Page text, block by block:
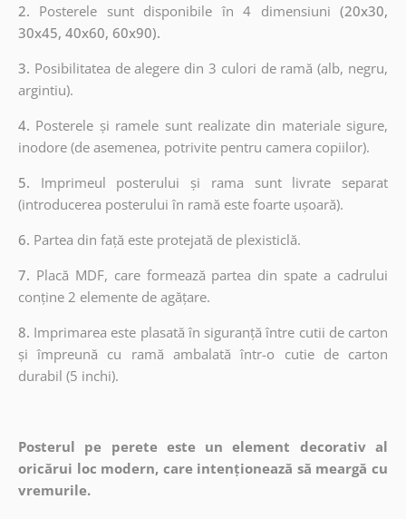
2. Posterele sunt disponibile în 4 dimensiuni (20x30,
30x45, 40x60, 60x90).
3. Posibilitatea de alegere din 3 culori de ramă (alb, negru,
argintiu).
4. Posterele și ramele sunt realizate din materiale sigure,
inodore (de asemenea, potrivite pentru camera copiilor).
5. Imprimeul posterului și rama sunt livrate separat
(introducerea posterului în ramă este foarte ușoară).
6. Partea din față este protejată de plexisticlă.
7. Placă MDF, care formează partea din spate a cadrului
conține 2 elemente de agățare.
8. Imprimarea este plasată în siguranță între cutii de carton
și împreună cu ramă ambalată într-o cutie de carton
durabil (5 inchi).
Posterul pe perete este un element decorativ al
oricărui loc modern, care intenționează să meargă cu
vremurile.